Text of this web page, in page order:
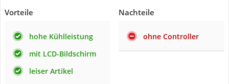
Vorteile
hohe Kühlleistung
mit LCD-Bildschirm
leiser Artikel
Nachteile
ohne Controller